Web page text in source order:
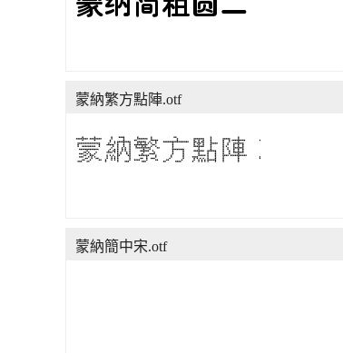
蒙納繁方點陣.otf
蒙納簡中宋.otf